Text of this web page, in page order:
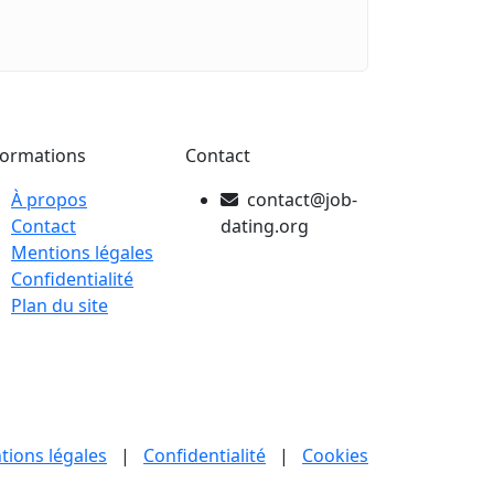
À propos
Contact
Mentions légales
Confidentialité
Plan du site
Contact
contact@job-
dating.org
légales | Confidentialité | Cookies